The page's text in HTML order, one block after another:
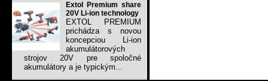
Extol Premium share
20V Li-ion technology
EXTOL PREMIUM
prichádza s novou
koncepciou Li-ion
akumulátorových
strojov 20V pre spoločné
akumulátory a je typickým...